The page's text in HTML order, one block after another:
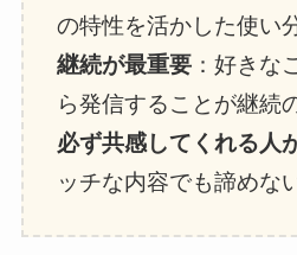
の特性を活かした使い
継続が最重要 ：好きな
ら発信することが継続
必ず共感してくれる人
ッチな内容でも諦めな